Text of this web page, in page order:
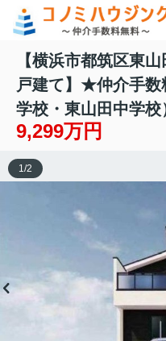
【横浜市都筑区東
戸建て】★仲介手
学校・東山田中学校
9,299万円
1/2